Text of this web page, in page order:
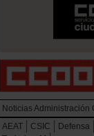
Noticias Administración
AEAT
CSIC Defensa